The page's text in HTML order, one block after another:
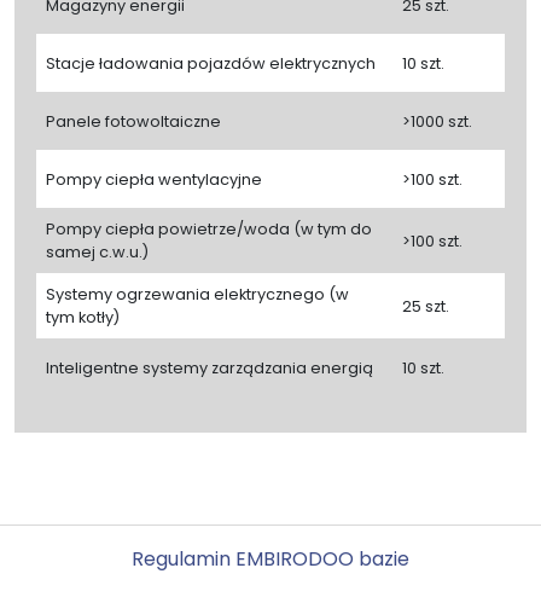
Magazyny energii 25 szt.
Stacje ładowania pojazdów elektrycznych 10 szt.
Panele fotowoltaiczne >1000 szt.
Pompy ciepła wentylacyjne >100 szt.
Pompy ciepła powietrze/woda (w tym do
samej c.w.u.)
>100 szt.
Systemy ogrzewania elektrycznego (w
tym kotły)
25 szt.
Inteligentne systemy zarządzania energią 10 szt.
Regulamin EMBIRODOO bazie